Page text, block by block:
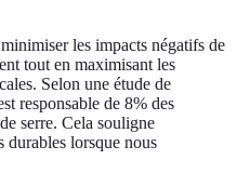
les impacts négatifs de
tout en maximisant les
Selon une étude de
responsable de 8% des
serre. Cela souligne
durables lorsque nous